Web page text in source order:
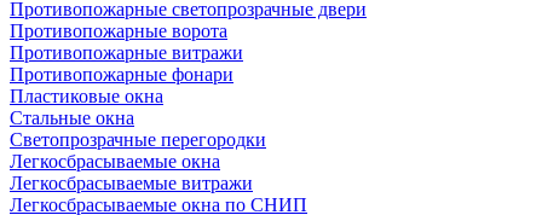
Противопожарные светопрозрачные двери
Противопожарные ворота
Противопожарные витражи
Противопожарные фонари
Пластиковые окна
Стальные окна
Светопрозрачные перегородки
Легкосбрасываемые окна
Легкосбрасываемые витражи
Легкосбрасываемые окна по СНИП